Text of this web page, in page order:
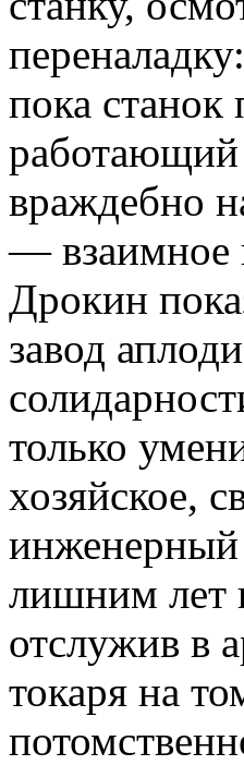
пока станок
работающий
враждебно
— взаимное
Дрокин
завод
только
хозяйское,
инженерный
лишним лет
отслужив в
токаря на